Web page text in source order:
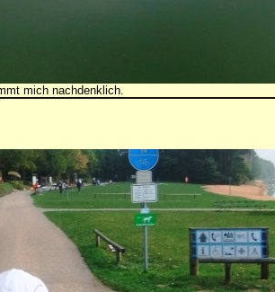
mich nachdenklich.